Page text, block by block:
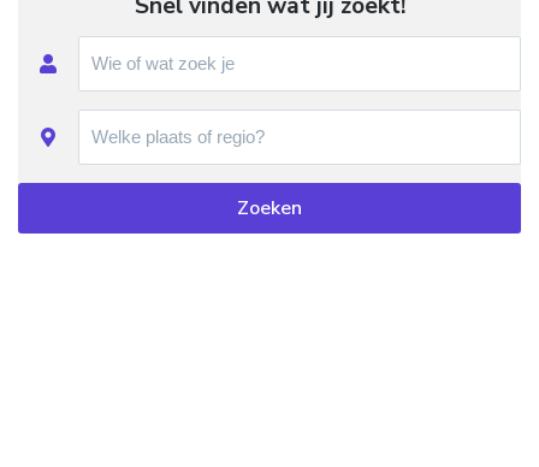
Snel vinden wat jij zoekt!